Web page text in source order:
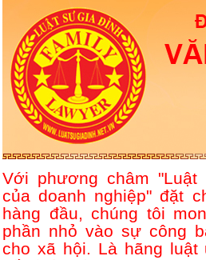
Với phương châm
của doanh nghiệp" đặt
hàng đầu, chúng tôi
phần nhỏ vào sự công
cho xã hội. Là hãng